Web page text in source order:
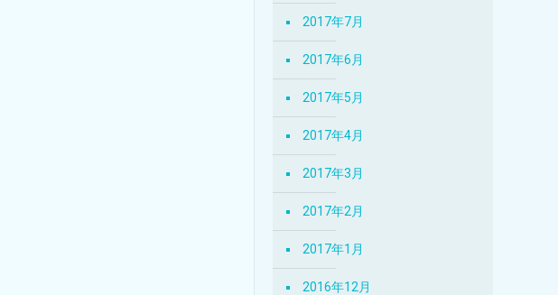
2017年7月
2017年6月
2017年5月
2017年4月
2017年3月
2017年2月
2017年1月
2016年12月